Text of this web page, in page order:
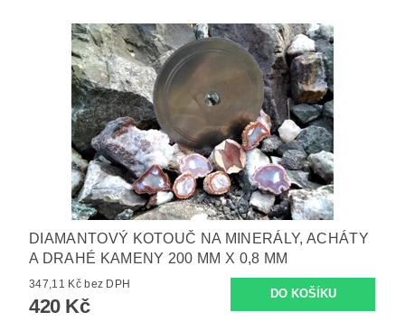
DIAMANTOVÝ KOTOUČ NA MINERÁLY, ACHÁTY
A DRAHÉ KAMENY 200 MM X 0,8 MM
347,11 Kč bez DPH
420 Kč